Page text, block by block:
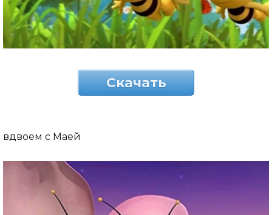
Скачать
вдвоем с Маей